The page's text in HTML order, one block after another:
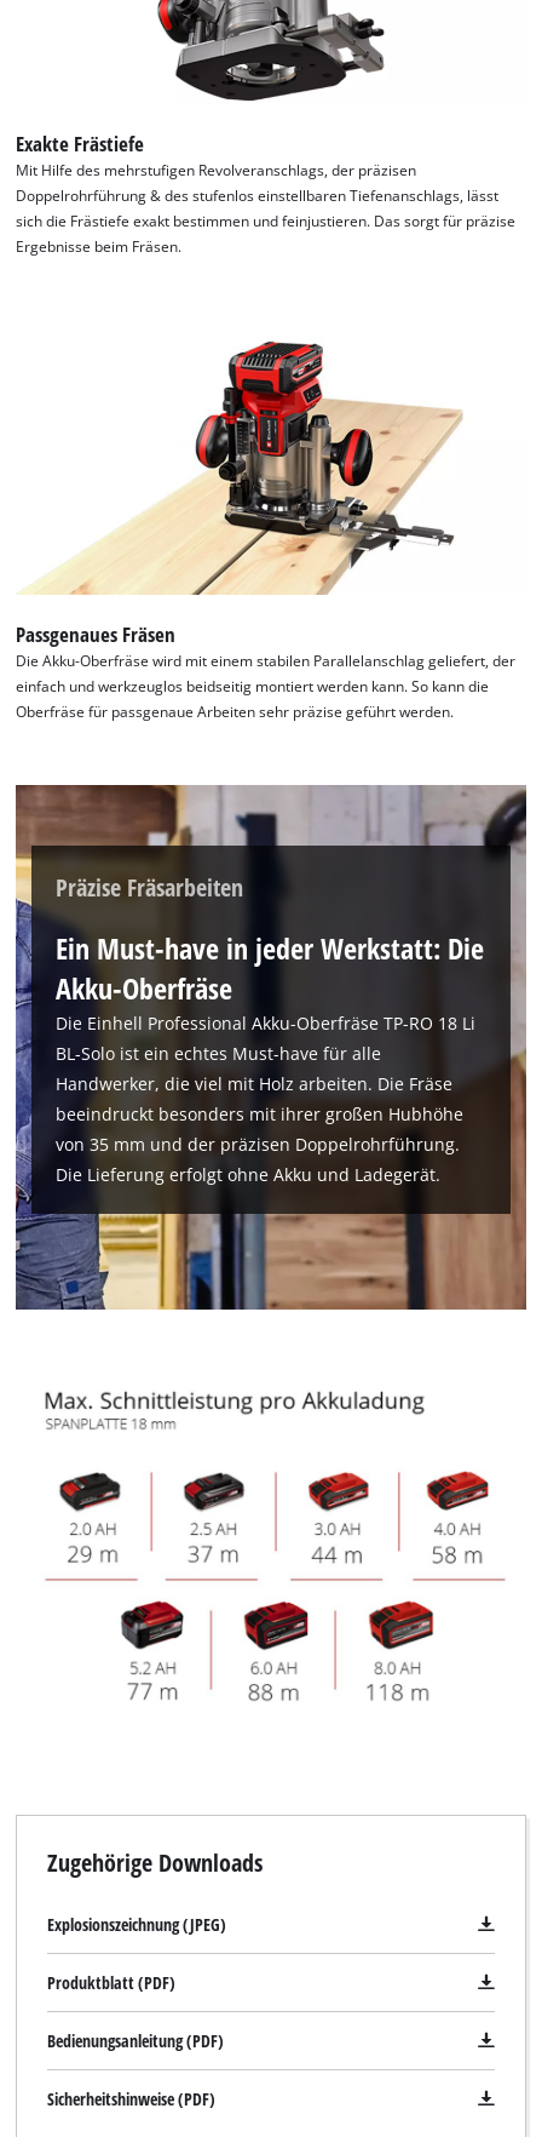
Google Maps laden zu können!
This content is not permitted to load due
to trackers that are not disclosed to the
visitor. The website owner needs to setup
the site with their CMP to add this content
to the list of technologies used.
Powered byUsercentrics Consent
Management Platform
Exakte Frästiefe
Mit Hilfe des mehrstufigen Revolveranschlags, der präzisen
Doppelrohrführung & des stufenlos einstellbaren Tiefenanschlags, lässt
sich die Frästiefe exakt bestimmen und feinjustieren. Das sorgt für präzise
Ergebnisse beim Fräsen.
Passgenaues Fräsen
Die Akku-Oberfräse wird mit einem stabilen Parallelanschlag geliefert, der
einfach und werkzeuglos beidseitig montiert werden kann. So kann die
Oberfräse für passgenaue Arbeiten sehr präzise geführt werden.
Präzise Fräsarbeiten
Ein Must-have in jeder Werkstatt: Die
Akku-Oberfräse
Die Einhell Professional Akku-Oberfräse TP-RO 18 Li
BL-Solo ist ein echtes Must-have für alle
Handwerker, die viel mit Holz arbeiten. Die Fräse
beeindruckt besonders mit ihrer großen Hubhöhe
von 35 mm und der präzisen Doppelrohrführung.
Die Lieferung erfolgt ohne Akku und Ladegerät.
Zugehörige Downloads
Explosionszeichnung (JPEG)
Produktblatt (PDF)
Bedienungsanleitung (PDF)
Sicherheitshinweise (PDF)